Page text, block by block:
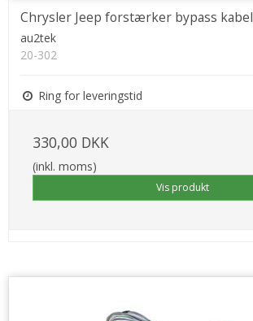
Chrysler Jeep forstærker bypass kabel
au2tek
20-302
Ring for leveringstid
330,00 DKK
(inkl. moms)
Vis produkt